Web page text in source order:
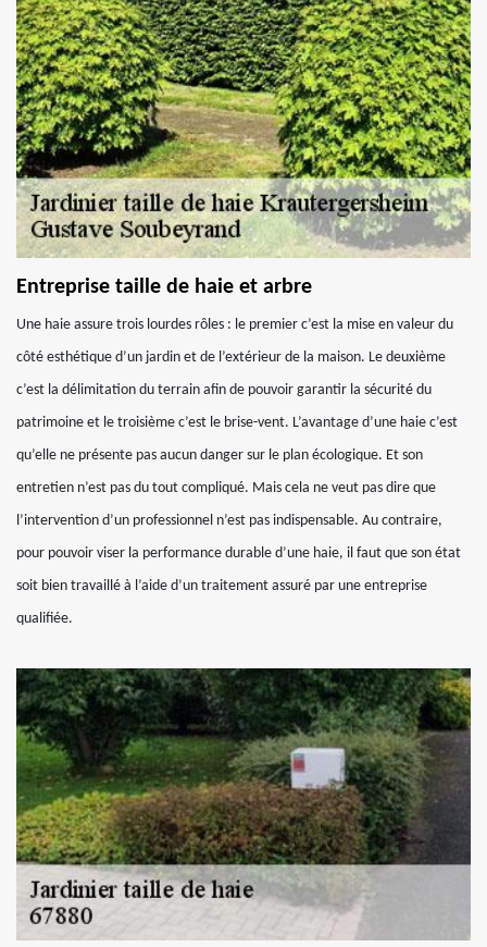
Entreprise taille de haie et arbre
Une haie assure trois lourdes rôles : le premier c’est la mise en valeur du
côté esthétique d’un jardin et de l’extérieur de la maison. Le deuxième
c’est la délimitation du terrain afin de pouvoir garantir la sécurité du
patrimoine et le troisième c’est le brise-vent. L’avantage d’une haie c’est
qu’elle ne présente pas aucun danger sur le plan écologique. Et son
entretien n’est pas du tout compliqué. Mais cela ne veut pas dire que
l’intervention d’un professionnel n’est pas indispensable. Au contraire,
pour pouvoir viser la performance durable d’une haie, il faut que son état
soit bien travaillé à l’aide d’un traitement assuré par une entreprise
qualifiée.